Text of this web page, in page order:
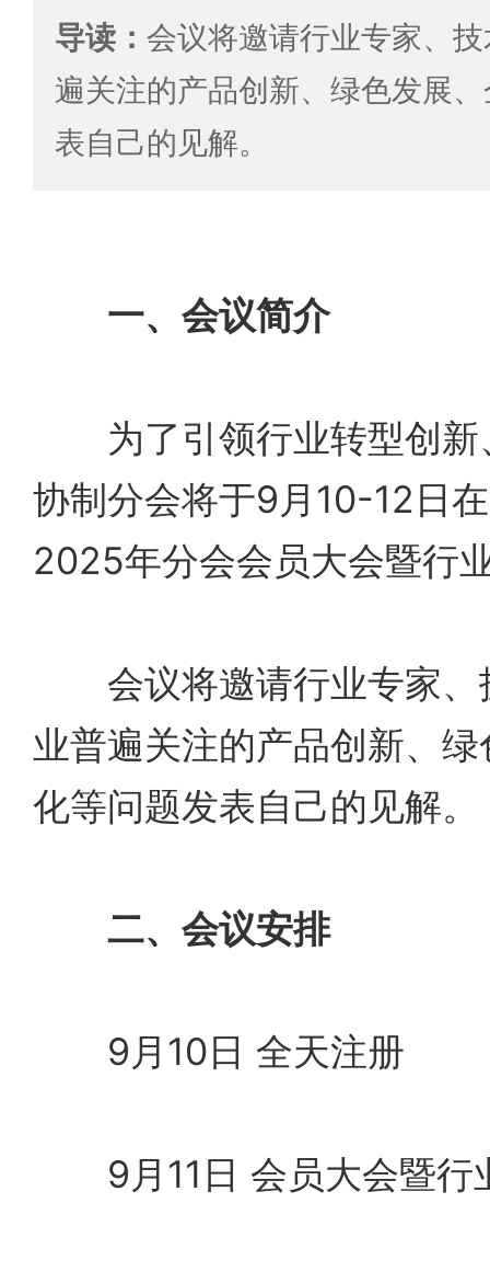
导读： 会议将邀请行业专家、
遍关注的产品创新、绿色发展
表自己的见解。
一、会议简介
为了引领行业转型创新
协制分会将于9月10-12日
2025年分会会员大会暨行
会议将邀请行业专家、
业普遍关注的产品创新、
化等问题发表自己的见解。
二、会议安排
9月10日 全天注册
9月11日 会员大会暨行